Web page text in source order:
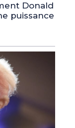
Donald
puissance